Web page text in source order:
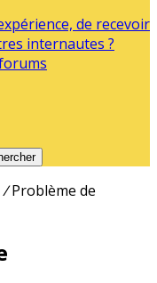
de recevoir
internautes ?
/ Problème de